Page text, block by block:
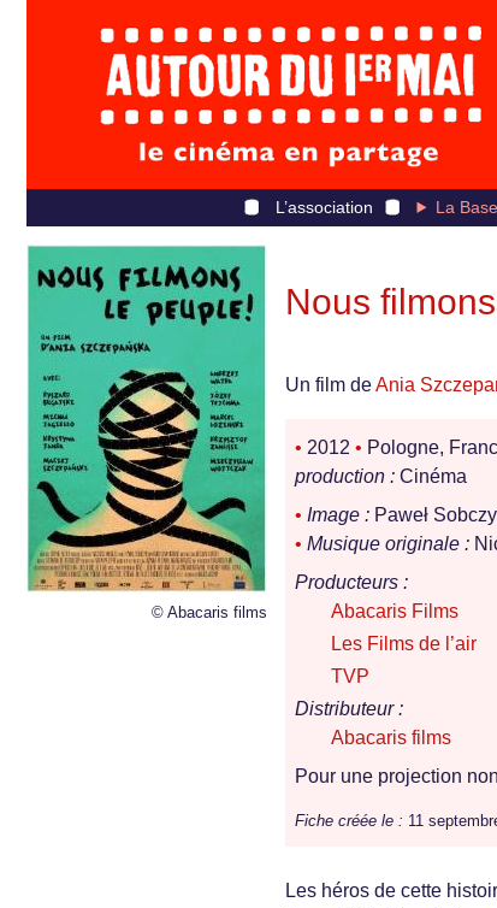
L’association La
© Abacaris films
Nous
Un film deAnia
• 2012 • Pologne,
production : Cinéma
• Image : Paweł
• Musique originale :
Producteurs :
Abacaris Films
Les Films de l’air
TVP
Distributeur :
Abacaris films
Pour une projection
Fiche créée le : 11
Les héros de cette